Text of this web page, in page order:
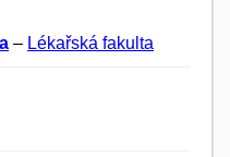
– Lékařská fakulta